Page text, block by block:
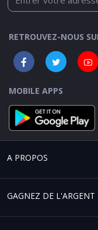
RETROUVEZ-NOUS
MOBILE APPS
A PROPOS
Qui sommes-nous ?
GAGNEZ DE L'ARGENT